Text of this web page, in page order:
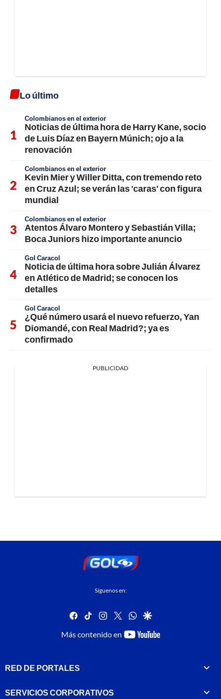
Lo último
Colombianos en el exterior
Noticias de última hora de Harry Kane, socio
de Luis Díaz en Bayern Múnich; ojo a la
renovación
Colombianos en el exterior
Kevin Mier y Willer Ditta, con tremendo reto
en Cruz Azul; se verán las 'caras' con figura
mundial
Colombianos en el exterior
Atentos Álvaro Montero y Sebastián Villa;
Boca Juniors hizo importante anuncio
Gol Caracol
Noticia de última hora sobre Julián Álvarez
en Atlético de Madrid; se conocen los
detalles
Gol Caracol
¿Qué número usará el nuevo refuerzo, Yan
Diomandé, con Real Madrid?; ya es
confirmado
PUBLICIDAD
Síguenos en:
facebook
tiktok instagram
twitterwhatsapp
google
Más contenido en
youtube-
RED DE PORTALES
SERVICIOS CORPORATIVOS